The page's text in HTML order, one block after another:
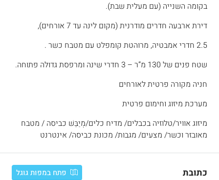
בקומה השנייה (עם מעלית שבת).
דירת ארבעה חדרים מודרנית (מקום לינה עד 7 אורחים),
2.5 חדרי אמבטיה, מרוהטת קומפלט עם מטבח כשר .
שטח פנים של 130 מ”ר – 3 חדרי שינה ומרפסת גדולה פתוחה.
חניה מקורה פרטית לאורחים
מערכת מיזוג וחימום פרטית
מיזוג אוויר/טלוזיה בכבלים/ מדיח כלים/מְיַבֵּשׁ כביסה / מטבח
מאובזר וכשר/ מצעים/ מגבות/ מכונת כביסה/ אינטרנט
כתובת פתח במפות גוגל